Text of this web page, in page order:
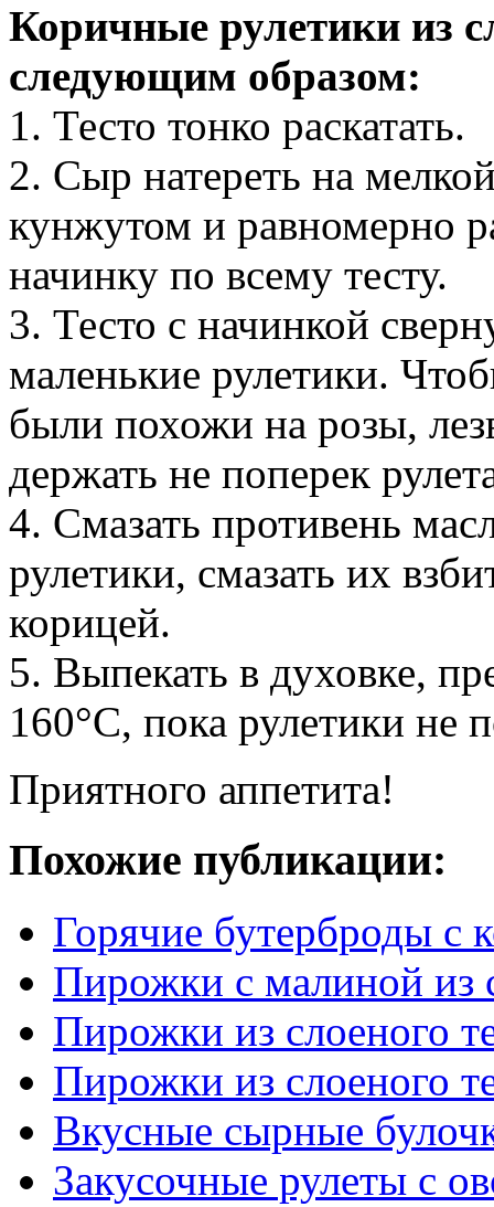
Коричные рулетики из
следующим образом:
1. Тесто тонко раскатать.
2. Сыр натереть на
кунжутом и равномерно
начинку по всему тесту.
3. Тесто с начинкой
маленькие рулетики.
были похожи на розы,
держать не поперек
4. Смазать противень
рулетики, смазать их
корицей.
5. Выпекать в духовке,
160°С, пока рулетики не
Приятного аппетита!
Похожие публикации:
Горячие бутерброды с
Пирожки с малиной из
Пирожки из слоеного
Пирожки из слоеного
Вкусные сырные
Закусочные рулеты с